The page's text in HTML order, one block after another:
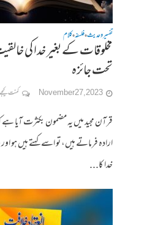
تفسیر وحدیث•فلسفہ•کلام
مخلوقات کے بغیر خدا کی
تحت جائزہ
November 27, 2023 کمنت کیجے
قرآن مجید میں یہ مضمون بکثرت آیا
ارادہ فرماتے ہیں، تو اسے کہتے ہیں ہو
خدا کا...